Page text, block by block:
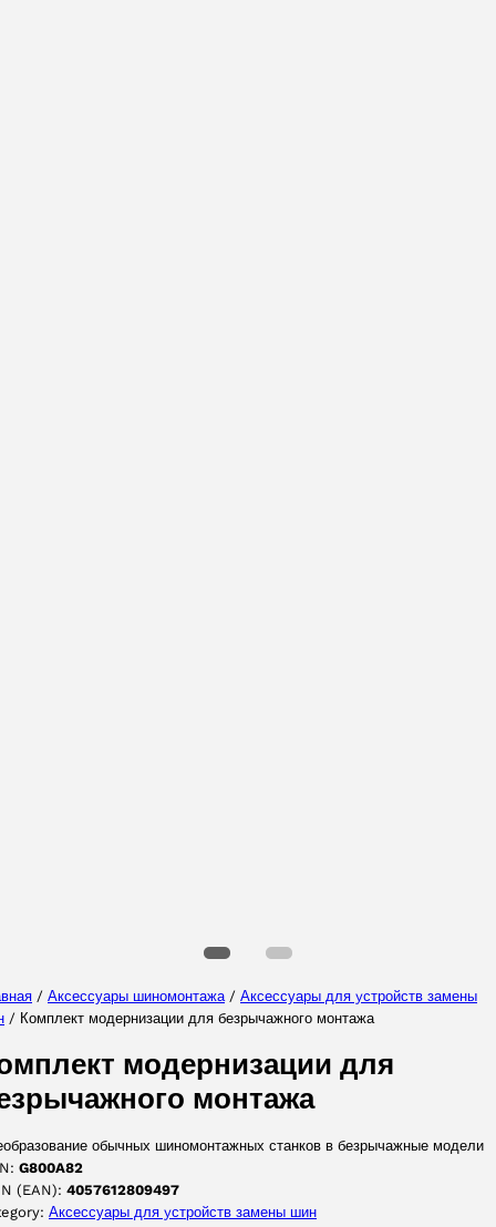
/ Аксессуары шиномонтажа / Аксессуары для yстройств замены
/ Комплект модернизации для безрычажного монтажа
модернизации для
монтажа
обычных шиномонтажных станков в безрычажные модели
G800A82
(EAN): 4057612809497
Аксессуары для yстройств замены шин
ПРИНЯТЬ